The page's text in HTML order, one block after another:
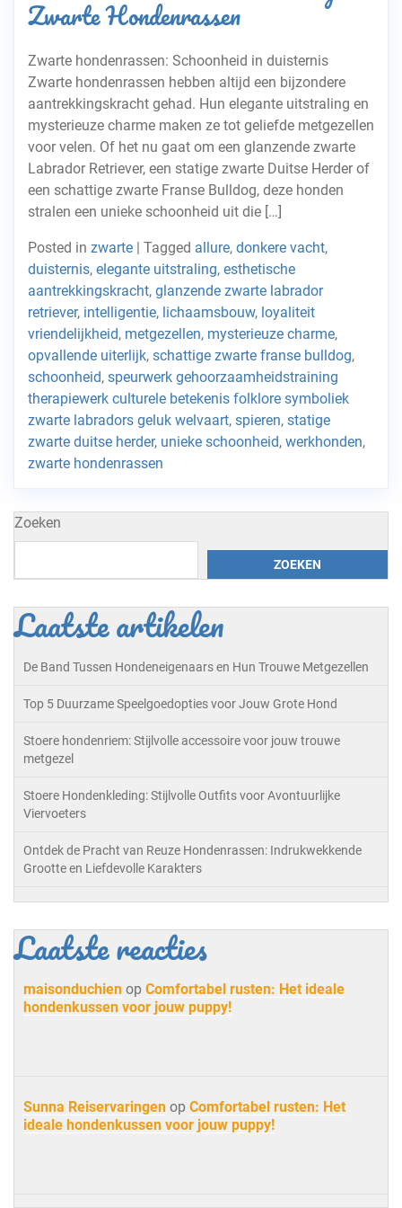
Zwarte Hondenrassen
Zwarte hondenrassen: Schoonheid in duisternis
Zwarte hondenrassen hebben altijd een bijzondere
aantrekkingskracht gehad. Hun elegante uitstraling en
mysterieuze charme maken ze tot geliefde metgezellen
voor velen. Of het nu gaat om een glanzende zwarte
Labrador Retriever, een statige zwarte Duitse Herder of
een schattige zwarte Franse Bulldog, deze honden
stralen een unieke schoonheid uit die […]
Posted in zwarte | Tagged allure, donkere vacht,
duisternis, elegante uitstraling, esthetische
aantrekkingskracht, glanzende zwarte labrador
retriever, intelligentie, lichaamsbouw, loyaliteit
vriendelijkheid, metgezellen, mysterieuze charme,
opvallende uiterlijk, schattige zwarte franse bulldog,
schoonheid, speurwerk gehoorzaamheidstraining
therapiewerk culturele betekenis folklore symboliek
zwarte labradors geluk welvaart, spieren, statige
zwarte duitse herder, unieke schoonheid, werkhonden,
zwarte hondenrassen
Zoeken
ZOEKEN
Laatste artikelen
De Band Tussen Hondeneigenaars en Hun Trouwe Metgezellen
Top 5 Duurzame Speelgoedopties voor Jouw Grote Hond
Stoere hondenriem: Stijlvolle accessoire voor jouw trouwe
metgezel
Stoere Hondenkleding: Stijlvolle Outfits voor Avontuurlijke
Viervoeters
Ontdek de Pracht van Reuze Hondenrassen: Indrukwekkende
Grootte en Liefdevolle Karakters
Laatste reacties
maisonduchien op Comfortabel rusten: Het ideale
hondenkussen voor jouw puppy!
Sunna Reiservaringen op Comfortabel rusten: Het
ideale hondenkussen voor jouw puppy!